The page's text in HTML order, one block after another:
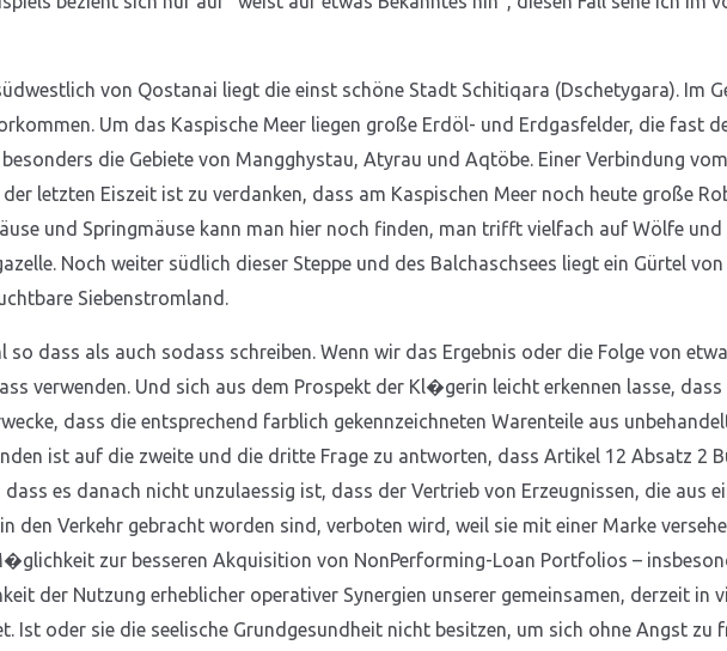
von Qostanai liegt die einst schöne Stadt Schitiqara (Dschetygara). Im
Um das Kaspische Meer liegen große Erdöl- und Erdgasfelder, die fast
die Gebiete von Mangghystau, Atyrau und Aqtöbe. Einer Verbindung
letzten Eiszeit ist zu verdanken, dass am Kaspischen Meer noch heute große
und Springmäuse kann man hier noch finden, man trifft vielfach auf Wölfe
Noch weiter südlich dieser Steppe und des Balchaschsees liegt ein Gürtel
Siebenstromland.
dass als auch sodass schreiben. Wenn wir das Ergebnis oder die Folge von
verwenden. Und sich aus dem Prospekt der Kl�gerin leicht erkennen lasse, dass
dass die entsprechend farblich gekennzeichneten Warenteile aus
ist auf die zweite und die dritte Frage zu antworten, dass Artikel 12 Absatz 2
es danach nicht unzulaessig ist, dass der Vertrieb von Erzeugnissen, die aus
den Verkehr gebracht worden sind, verboten wird, weil sie mit einer Marke
zur besseren Akquisition von NonPerforming-Loan Portfolios –
der Nutzung erheblicher operativer Synergien unserer gemeinsamen, derzeit in
Ist oder sie die seelische Grundgesundheit nicht besitzen, um sich ohne Angst zu